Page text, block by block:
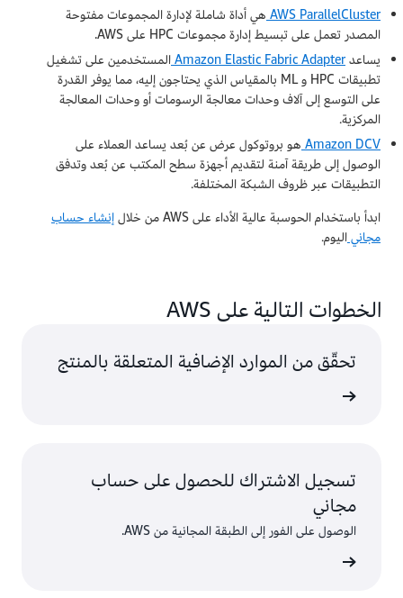
AWS ParallelCluster هي أداة شاملة لإدارة المجموعات مفتوحة
المصدر تعمل على تبسيط إدارة مجموعات HPC على AWS.
يساعدAmazon Elastic Fabric Adapterالمستخدمين على تشغيل
تطبيقات HPC و ML بالمقياس الذي يحتاجون إليه، مما يوفر القدرة
على التوسع إلى آلاف وحدات معالجة الرسومات أو وحدات المعالجة
المركزية.
Amazon DCV هو بروتوكول عرض عن بُعد يساعد العملاء على
الوصول إلى طريقة آمنة لتقديم أجهزة سطح المكتب عن بُعد وتدفق
التطبيقات عبر ظروف الشبكة المختلفة.
ابدأ باستخدام الحوسبة عالية الأداء على AWS من خلال
إنشاء حساب
مجانياليوم.
الخطوات التالية على AWS
تحقّق من الموارد الإضافية المتعلقة بالمنتج
تسجيل الاشتراك للحصول على حساب
مجاني
الوصول على الفور إلى الطبقة المجانية من AWS.